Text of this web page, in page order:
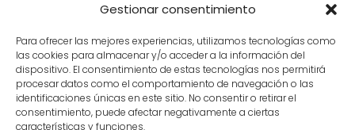
Gestionar consentimiento
Para ofrecer las mejores experiencias, utilizamos tecnologías como
las cookies para almacenar y/o acceder a la información del
dispositivo. El consentimiento de estas tecnologías nos permitirá
procesar datos como el comportamiento de navegación o las
identificaciones únicas en este sitio. No consentir o retirar el
consentimiento, puede afectar negativamente a ciertas
características y funciones.
Añadas, crianza y guarda
Bodegas y marcas de
Comprar vino
Rioja y guías de regalo
Cultura del vino y
curiosidades
Enoturismo en Rioja
Maridajes y vino en la mesa
Tiendas de vino por
ciudades
Tipos de Rioja y clasificación